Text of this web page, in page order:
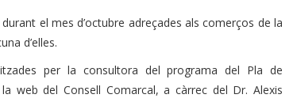
el mes d’octubre adreçades als comerços de la
d’elles.
per la consultora del programa del Pla de
web del Consell Comarcal, a càrrec del Dr. Alexis